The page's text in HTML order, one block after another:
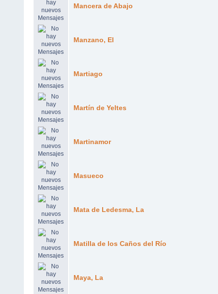
Mancera de Abajo
Manzano, El
Martiago
Martín de Yeltes
Martinamor
Masueco
Mata de Ledesma, La
Matilla de los Caños del Río
Maya, La